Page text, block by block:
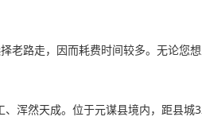
老路走，因而耗费时间较多。无论您
浑然天成。位于元谋县境内，距县城